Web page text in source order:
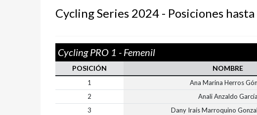
Cycling Series 2024 - Posiciones hasta
Cycling PRO 1 - Femenil
POSICIÓN NOMBRE
1 Ana Marina Herros
2
Anali Anzaldo García
3
Dany Iraís Marroquino